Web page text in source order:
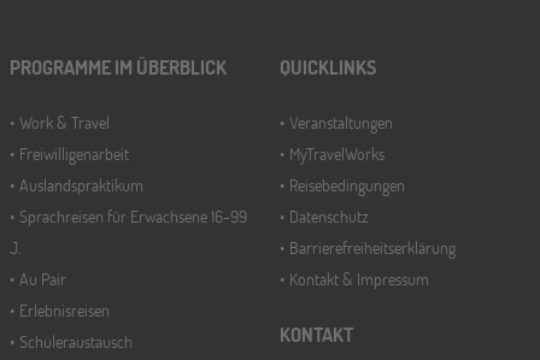
PROGRAMME IM ÜBERBLICK
Work & Travel
Freiwilligenarbeit
Auslandspraktikum
Sprachreisen für Erwachsene 16-99
J.
Au Pair
Erlebnisreisen
Schüleraustausch
QUICKLINKS
Veranstaltungen
MyTravelWorks
Reisebedingungen
Datenschutz
Barrierefreiheitserklärung
Kontakt & Impressum
KONTAKT